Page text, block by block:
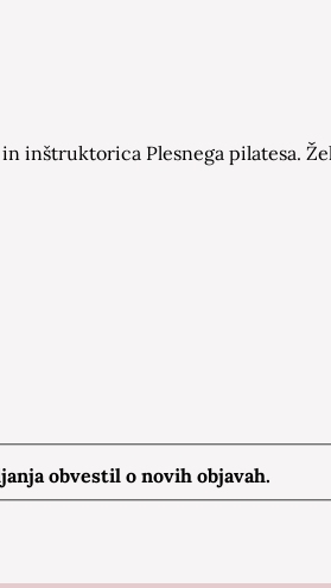
inštruktorica Plesnega pilatesa.
obvestil o novih objavah.